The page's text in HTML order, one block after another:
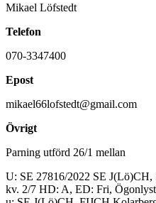
Mikael Löfstedt
Telefon
070-3347400
Epost
mikael66lofstedt@gmail.com
Övrigt
Parning utförd 26/1 mellan
U: SE 27816/2022 SE
kv. 2/7 HD: A, ED: Fri,